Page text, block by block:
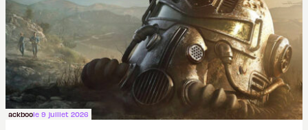
ackboole 9 juillet 2026